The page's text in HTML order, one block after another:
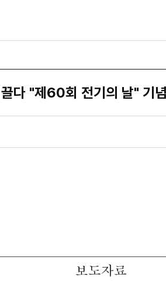
다 "제60회 전기의 날" 기